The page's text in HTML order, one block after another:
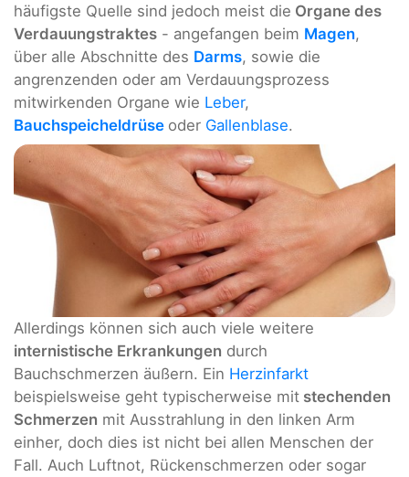
häufigste Quelle sind jedoch meist die Organe des
Verdauungstraktes - angefangen beim Magen,
über alle Abschnitte des Darms, sowie die
angrenzenden oder am Verdauungsprozess
mitwirkenden Organe wie Leber,
Bauchspeicheldrüse oder Gallenblase.
Allerdings können sich auch viele weitere
internistische Erkrankungen durch
Bauchschmerzen äußern. Ein Herzinfarkt
beispielsweise geht typischerweise mit stechenden
Schmerzen mit Ausstrahlung in den linken Arm
einher, doch dies ist nicht bei allen Menschen der
Fall. Auch Luftnot, Rückenschmerzen oder sogar